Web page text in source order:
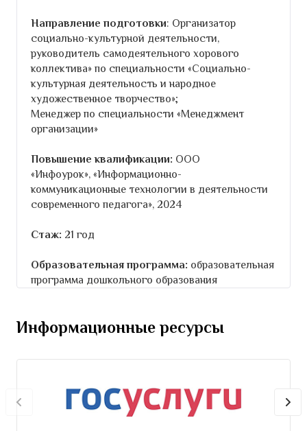
Направление подготовки: Организатор
социально-культурной деятельности,
руководитель самодеятельного хорового
коллектива» по специальности «Социально-
культурная деятельность и народное
художественное творчество»;
Менеджер по специальности «Менеджмент
организации»
Повышение квалификации: ООО
«Инфоурок», «Информационно-
коммуникационные технологии в деятельности
современного педагога», 2024
Стаж: 21 год
Образовательная программа: образовательная
программа дошкольного образования
Информационные ресурсы